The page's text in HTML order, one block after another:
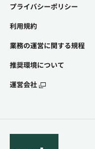
プライバシーポリシー
利用規約
業務の運営に関する規程
推奨環境について
運営会社